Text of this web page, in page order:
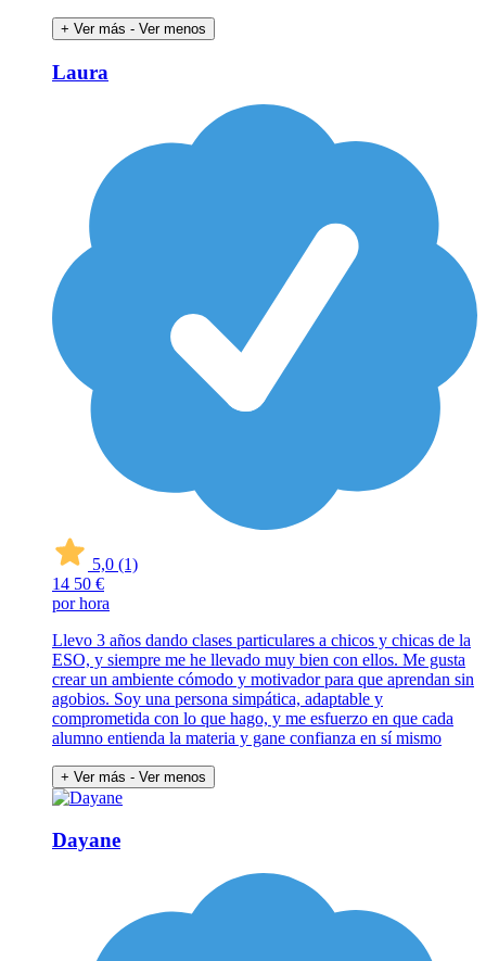
+ Ver más - Ver menos
Laura
5,0 (1)
14 50 €
por hora
Llevo 3 años dando clases particulares a chicos y chicas de la
ESO, y siempre me he llevado muy bien con ellos. Me gusta
crear un ambiente cómodo y motivador para que aprendan sin
agobios. Soy una persona simpática, adaptable y
comprometida con lo que hago, y me esfuerzo en que cada
alumno entienda la materia y gane confianza en sí mismo
+ Ver más - Ver menos
Dayane